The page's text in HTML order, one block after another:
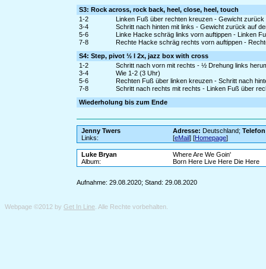
S3: Rock across, rock back, heel, close, heel, touch
1-2
Linken Fuß über rechten kreuzen - Gewicht
3-4
Schritt nach hinten mit links - Gewicht zurück auf
5-6
Linke Hacke schräg links vorn auftippen - Linken
7-8
Rechte Hacke schräg rechts vorn auftippen -
S4: Step, pivot ½ l 2x, jazz box with cross
1-2
Schritt nach vorn mit rechts - ½ Drehung links
3-4
Wie 1-2 (3 Uhr)
5-6
Rechten Fuß über linken kreuzen - Schritt nach
7-8
Schritt nach rechts mit rechts - Linken Fuß über
Wiederholung bis zum Ende
Jenny Twers Adresse: Deutschland;
Links:
[eMail] [Homepage]
Luke Bryan
Where Are We Goin'
Album:
Born Here Live Here Die Here
Aufnahme: 29.08.2020; Stand: 29.08.2020
Webpage ©2012 by Get In Line . Alle Rechte vorbehalten.